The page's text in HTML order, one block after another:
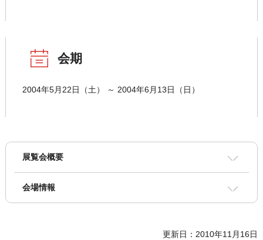
会期
2004年5月22日（土） ～ 2004年6月13日（日）
展覧会概要
会場情報
更新日：2010年11月16日